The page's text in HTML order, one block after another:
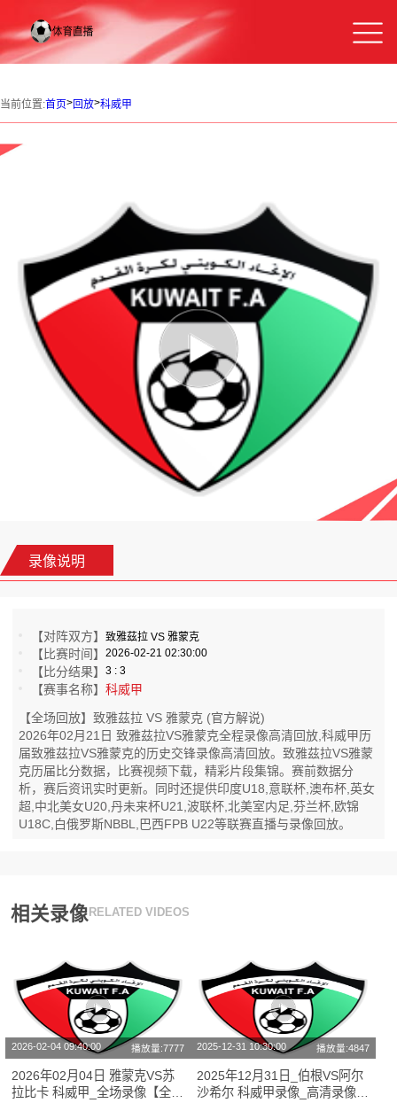
当前位置:首页>回放>科威甲
录像说明
【对阵双方】致雅茲拉 VS 雅蒙克
【比赛时间】2026-02-21 02:30:00
【比分结果】3 : 3
【赛事名称】科威甲
【全场回放】致雅茲拉 VS 雅蒙克 (官方解说)
2026年02月21日 致雅茲拉VS雅蒙克全程录像高清回放,科威甲历
届致雅茲拉VS雅蒙克的历史交锋录像高清回放。致雅茲拉VS雅蒙
克历届比分数据，比赛视频下载，精彩片段集锦。赛前数据分
析，赛后资讯实时更新。同时还提供印度U18,意联杯,澳布杯,英女
超,中北美女U20,丹未来杯U21,波联杯,北美室内足,芬兰杯,欧锦
U18C,白俄罗斯NBBL,巴西FPB U22等联赛直播与录像回放。
相关录像 RELATED VIDEOS
2026-02-04 09:40:00 播放量:7777
2026年02月04日 雅蒙克VS苏
拉比卡 科威甲_全场录像【全场
2025-12-31 10:30:00 播放量:4847
2025年12月31日_伯根VS阿尔
沙希尔 科威甲录像_高清录像